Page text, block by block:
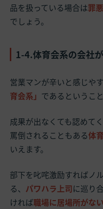
品を扱っている場合は罪
でしょう。
1-4.体育会系の会社
営業マンが辛いと感じや
育会系」 であるということ
成果が出なくても認めて
罵倒されることもある体
いえます。
部下を叱咤激励すればノ
る、 パワハラ上司に巡り
ければ職場に居場所がな